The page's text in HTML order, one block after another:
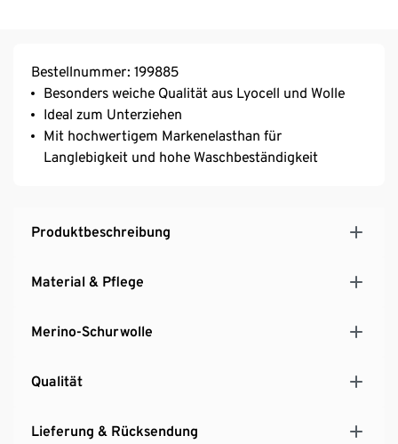
Bestellnummer: 199885
Besonders weiche Qualität aus Lyocell und Wolle
Ideal zum Unterziehen
Mit hochwertigem Markenelasthan für
Langlebigkeit und hohe Waschbeständigkeit
Produktbeschreibung
Material & Pflege
Merino-Schurwolle
Qualität
Lieferung & Rücksendung